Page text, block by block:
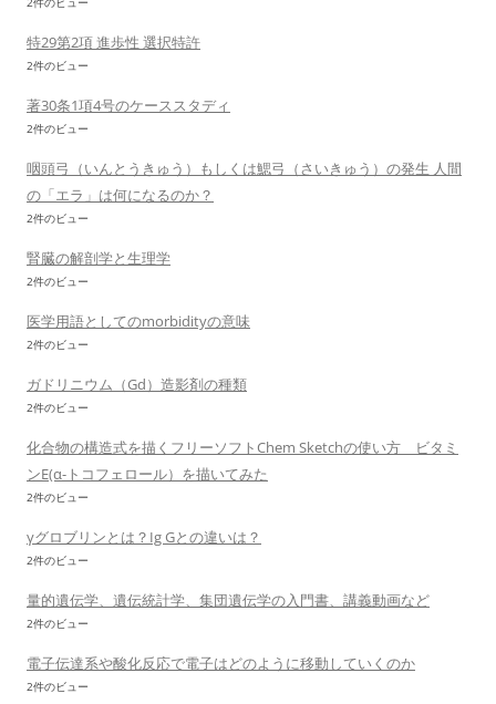
特29第2項 進歩性 選択特許
2件のビュー
著30条1項4号のケーススタディ
2件のビュー
咽頭弓（いんとうきゅう）もしくは鰓弓（さいきゅう）の発生 人間
の「エラ」は何になるのか？
2件のビュー
腎臓の解剖学と生理学
2件のビュー
医学用語としてのmorbidityの意味
2件のビュー
ガドリニウム（Gd）造影剤の種類
2件のビュー
化合物の構造式を描くフリーソフトChem Sketchの使い方 ビタミ
ンE(α-トコフェロール）を描いてみた
2件のビュー
γグロブリンとは？Ig Gとの違いは？
2件のビュー
量的遺伝学、遺伝統計学、集団遺伝学の入門書、講義動画など
2件のビュー
電子伝達系や酸化反応で電子はどのように移動していくのか
2件のビュー